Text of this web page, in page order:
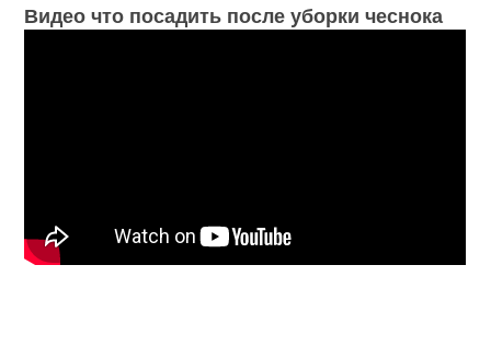
Видео что посадить после уборки чеснока